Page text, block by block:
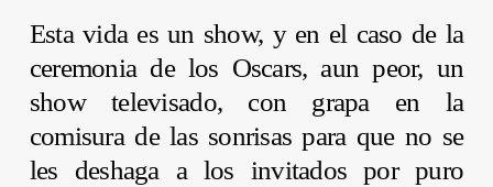
Esta vida es un show, y en el caso de la
ceremonia de los Oscars, aun peor, un
show televisado, con grapa en la
comisura de las sonrisas para que no se
les deshaga a los invitados por puro